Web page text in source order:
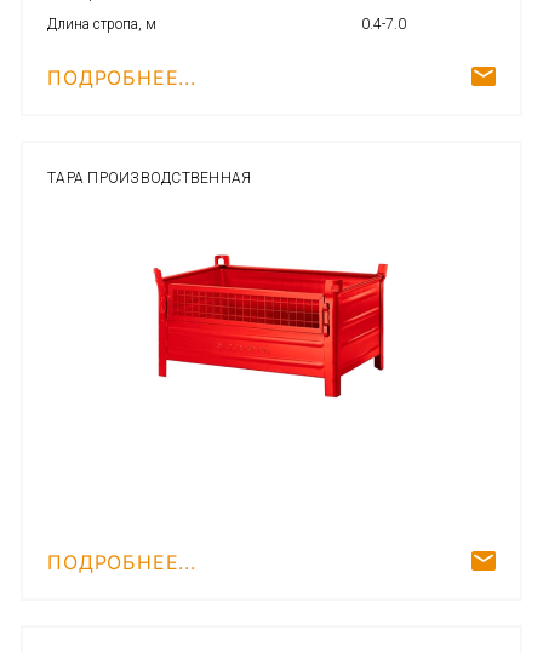
Длина стропа, м
0.4-7.0
ПОДРОБНЕЕ...
ТАРА ПРОИЗВОДСТВЕННАЯ
ПОДРОБНЕЕ...